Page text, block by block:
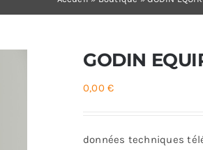
GODIN
0,00€
données techniques